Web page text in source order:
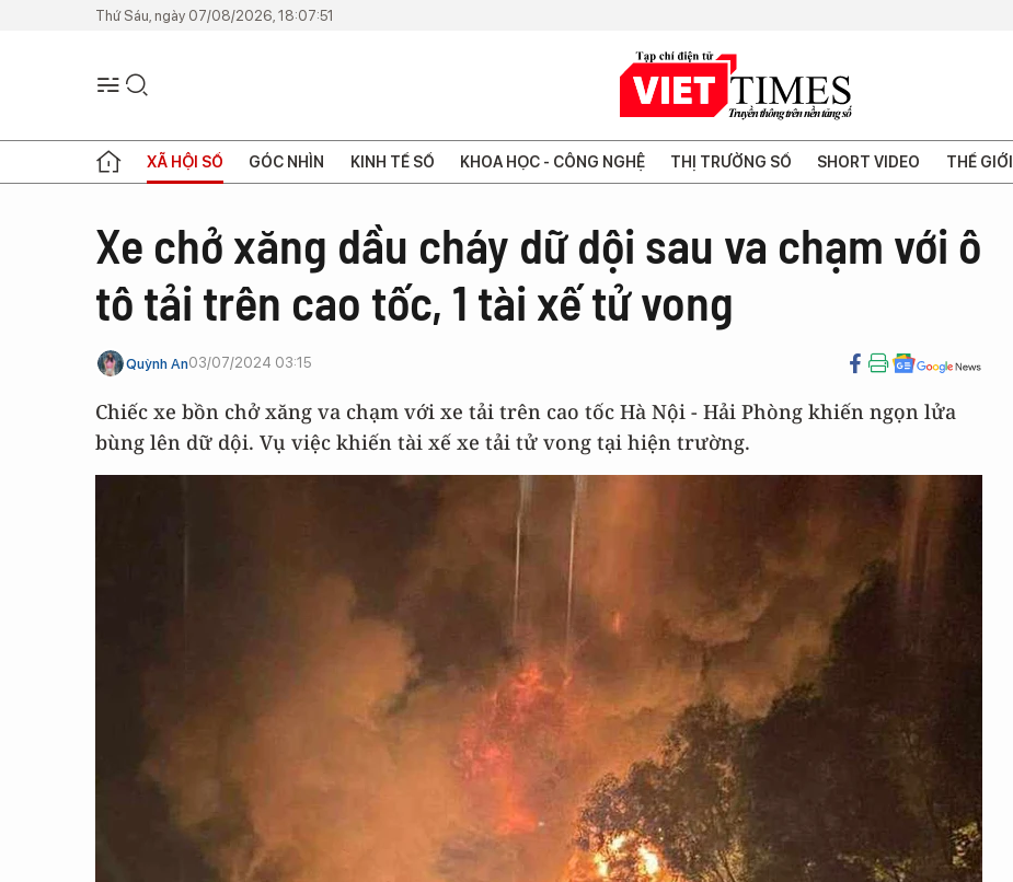
Thứ Sáu, ngày 07/08/2026, 18:07:51
XÃ HỘI SỐ GÓC NHÌN KINH TẾ SỐ KHOA HỌC - CÔNG NGHỆ THỊ TRƯỜNG SỐ SHORT VIDEO THẾ GIỚI
Xe chở xăng dầu cháy dữ dội sau va chạm với ô
tô tải trên cao tốc, 1 tài xế tử vong
Quỳnh An03/07/2024 03:15
Chiếc xe bồn chở xăng va chạm với xe tải trên cao tốc Hà Nội - Hải Phòng khiến ngọn lửa
bùng lên dữ dội. Vụ việc khiến tài xế xe tải tử vong tại hiện trường.